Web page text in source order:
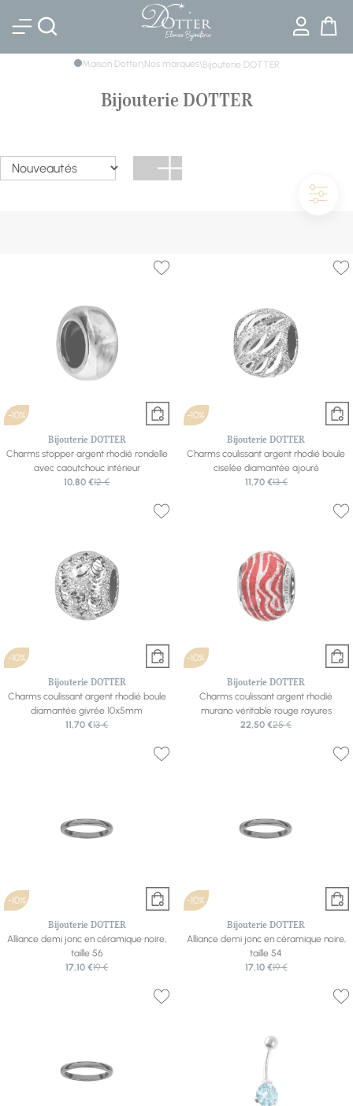
Bijouterie DOTTER
Maison Dotter\Nos marques\Bijouterie DOTTER
Bijouterie DOTTER
-10%
Bijouterie DOTTER
Charms stopper argent rhodié rondelle
avec caoutchouc intérieur
10,80 €12 €
-10%
Bijouterie DOTTER
Charms coulissant argent rhodié boule
ciselée diamantée ajouré
11,70 €13 €
-10%
Bijouterie DOTTER
Charms coulissant argent rhodié boule
diamantée givrée 10x5mm
11,70 €13 €
-10%
Bijouterie DOTTER
Charms coulissant argent rhodié
murano véritable rouge rayures
22,50 €25 €
-10%
Bijouterie DOTTER
Alliance demi jonc en céramique noire,
taille 56
17,10 €19 €
-10%
Bijouterie DOTTER
Alliance demi jonc en céramique noire,
taille 54
17,10 €19 €